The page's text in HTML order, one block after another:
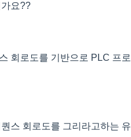
요??
회로도를 기반으로 PLC 프로
스 회로도를 그리라고하는 유